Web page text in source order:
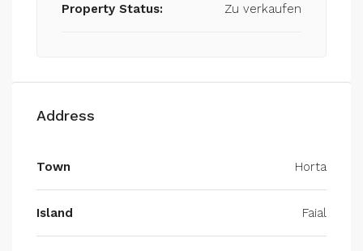
Property Status: Zu verkaufen
Address
Town Horta
Island Faial